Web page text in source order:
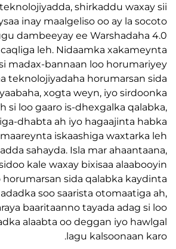
teknolojiyadda, shirkaddu
wadaysaa inay maalgeliso oo ay la
ugu dambeeyay ee
caqliga leh. Nidaamka
leh ee si madax-bannaan loo
daraa teknolojiyadaha
Waxyaabaha, xogta weyn, iyo
ah si loo gaaro is-dhexgalka
waqtiga-dhabta ah iyo hagaajinta
iyo maareynta iskaashiga
ee silsiladda sahayda. Isla mar
sidoo kale waxay bixisaa
oo horumarsan sida qalabka
iyo khadadka soo saarista
oo maraya baaritaanno tayada
alaabta oo deggan iyo
lagu